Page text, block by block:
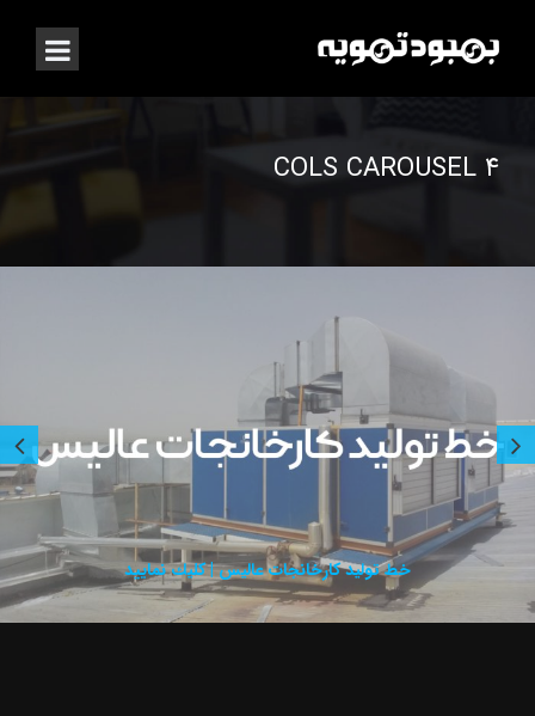
۴ COLS CAROUSEL
خط توليد كارخانجات عاليس | كليك نماييد